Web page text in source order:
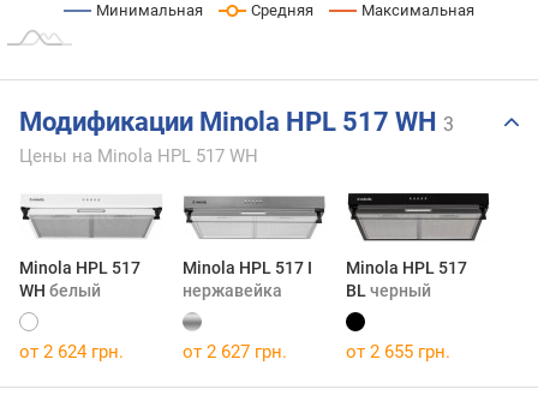
Минимальная Средняя Максимальная
Модификации Minola HPL 517 WH 3
Цены на Minola HPL 517 WH
Minola HPL 517
WH белый
Minola HPL 517 I
нержавейка
Minola HPL 517
BLчерный
от 2 624 грн. от 2 627 грн. от 2 655 грн.